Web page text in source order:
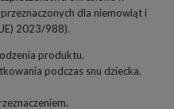
dla niemowląt i
2023/988).
produktu.
podczas snu dziecka.